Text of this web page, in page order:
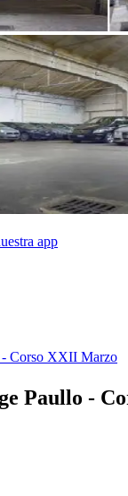
app
- Corso XXII Marzo
Paullo -